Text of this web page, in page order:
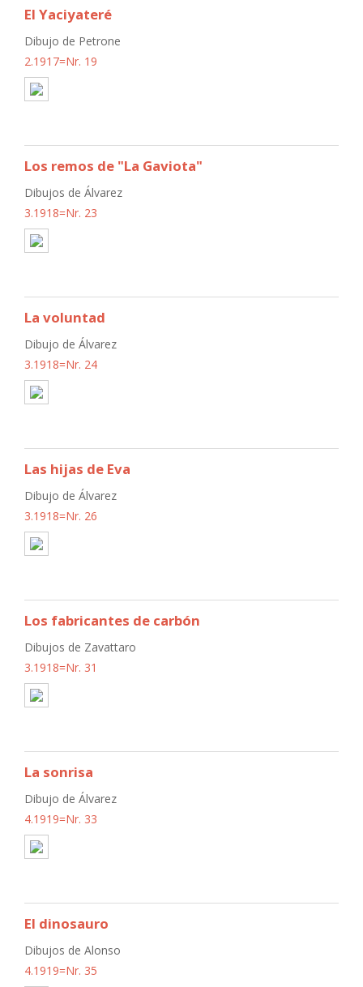
El Yaciyateré
Dibujo de Petrone
2.1917=Nr. 19
Los remos de "La Gaviota"
Dibujos de Álvarez
3.1918=Nr. 23
La voluntad
Dibujo de Álvarez
3.1918=Nr. 24
Las hijas de Eva
Dibujo de Álvarez
3.1918=Nr. 26
Los fabricantes de carbón
Dibujos de Zavattaro
3.1918=Nr. 31
La sonrisa
Dibujo de Álvarez
4.1919=Nr. 33
El dinosauro
Dibujos de Alonso
4.1919=Nr. 35